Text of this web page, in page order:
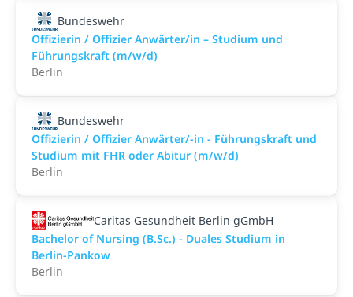
Bundeswehr
Offizierin / Offizier Anwärter/in – Studium und
Führungskraft (m/w/d)
Berlin
Bundeswehr
Offizierin / Offizier Anwärter/-in - Führungskraft und
Studium mit FHR oder Abitur (m/w/d)
Berlin
Caritas Gesundheit Berlin gGmbH
Bachelor of Nursing (B.Sc.) - Duales Studium in
Berlin-Pankow
Berlin